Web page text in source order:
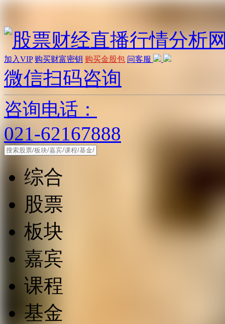
加入VIP 购买财富密钥 购买金股包 问客服
微信扫码咨询
咨询电话：
021-62167888
综合
股票
板块
嘉宾
课程
基金